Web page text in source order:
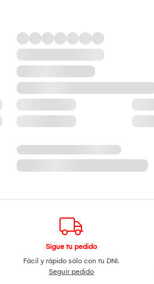
Sigue tu pedido
Fácil y rápido sólo con tu DNI.
Seguir pedido